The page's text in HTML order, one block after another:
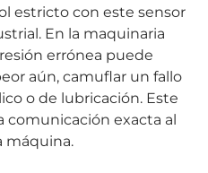
estricto con este sensor
En la maquinaria
errónea puede
aún, camuflar un fallo
o de lubricación. Este
exacta al
máquina.